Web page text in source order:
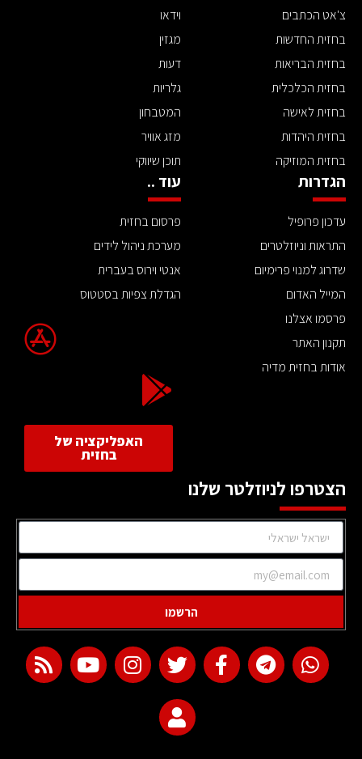
צ'אט הכתבים
בחזית החדשות
בחזית הבריאות
בחזית הכלכלית
בחזית לאישה
בחזית היהדות
בחזית המוזיקה
וידאו
מגזין
דעות
גלריות
המטבחון
מזג אוויר
תוכן שיווקי
הגדרות
עדכון פרופיל
התראות וניוזלטרים
שדרוג למנוי פרימיום
המייל האדום
פרסמו אצלנו
תקנון האתר
אודות בחזית מדיה
עוד ..
פרסום בחזית
מערכת ניהול לידים
אנטי וירוס בעברית
הגדלת צפיות בסטטוס
האפליקציה של
בחזית
הצטרפו לניוזלטר שלנו
הרשמו